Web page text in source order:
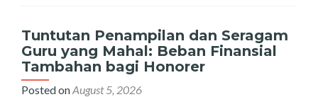
yang
Buka
Bimbingan
Belajar
Tuntutan Penampilan dan Seragam
Guru yang Mahal: Beban Finansial
Tambahan bagi Honorer
Posted onAugust 5, 2026